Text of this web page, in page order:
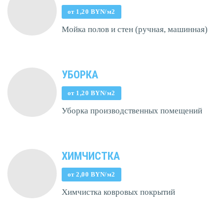
от 1,20 BYN/м2
Мойка полов и стен (ручная, машинная)
УБОРКА
от 1,20 BYN/м2
Уборка производственных помещений
ХИМЧИСТКА
от 2,00 BYN/м2
Химчистка ковровых покрытий